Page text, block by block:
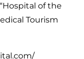
of the
Tourism